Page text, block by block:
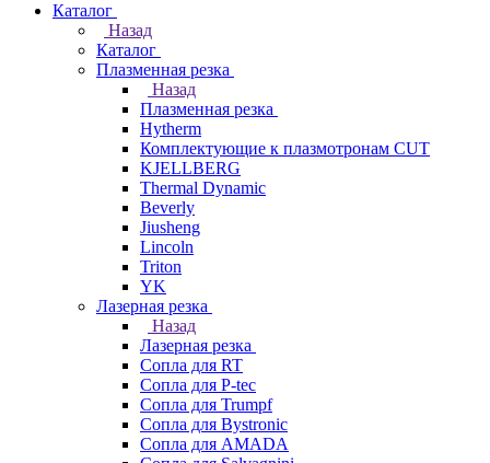
Каталог
Назад
Каталог
Плазменная резка
Назад
Плазменная резка
Hytherm
Комплектующие к плазмотронам CUT
KJELLBERG
Thermal Dynamic
Beverly
Jiusheng
Lincoln
Triton
YK
Лазерная резка
Назад
Лазерная резка
Сопла для RT
Сопла для P-tec
Сопла для Trumpf
Сопла для Bystronic
Сопла для AMADA